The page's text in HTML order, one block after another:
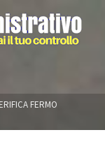
FERMO